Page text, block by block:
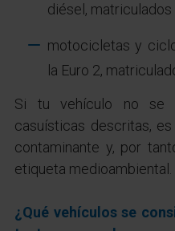
diésel,
motocicletas y
la Euro 2,
Si tu vehículo no se
casuísticas descritas,
contaminante y, por
etiqueta medioambiental.
¿Qué vehículos se